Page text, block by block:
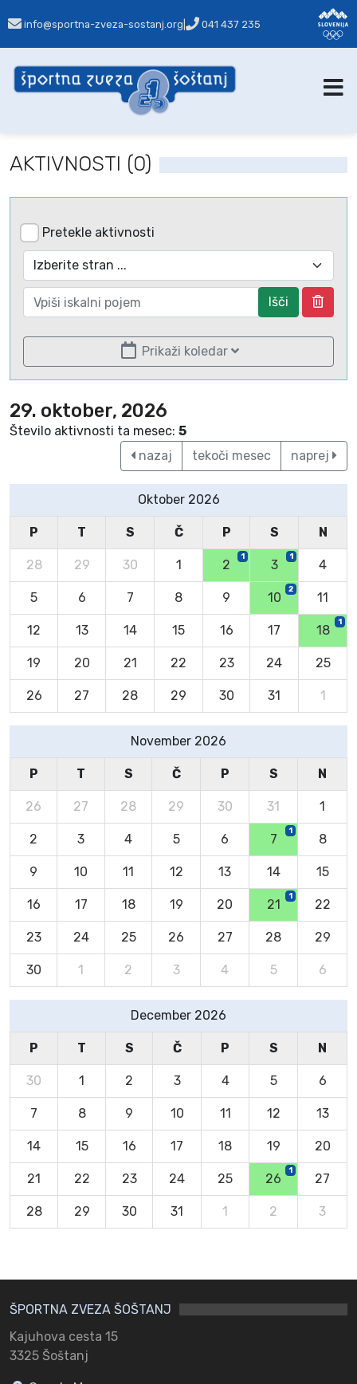
info@sportna-zveza-sostanj.org 041 437 235
AKTIVNOSTI (0)
Pretekle aktivnosti
Išči
Prikaži koledar
29. oktober, 2026
Število aktivnosti ta mesec: 5
nazaj
tekoči mesec naprej
Oktober 2026
P T S Č P S N
28 29 30 1 2
1
3
1
4
5 6 7 8 9 10
2
11
12 13 14 15 16 17 18
1
19 20 21 22 23 24 25
26 27 28 29 30 31 1
November 2026
P T S Č P S N
26 27 28 29 30 31 1
2 3 4 5 6 7
1
8
9 10 11 12 13 14 15
16 17 18 19 20 21
1
22
23 24 25 26 27 28 29
30 1 2 3 4 5 6
December 2026
P T S Č P S N
30 1 2 3 4 5 6
7 8 9 10 11 12 13
14 15 16 17 18 19 20
21 22 23 24 25 26
1
27
28 29 30 31 1 2 3
ŠPORTNA ZVEZA ŠOŠTANJ
Kajuhova cesta 15
3325 Šoštanj